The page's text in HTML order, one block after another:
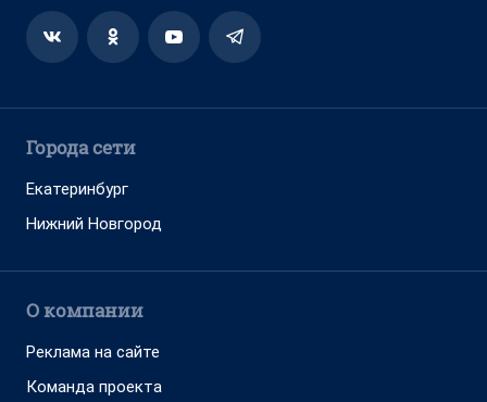
Города сети
Екатеринбург
Нижний Новгород
О компании
Реклама на сайте
Команда проекта